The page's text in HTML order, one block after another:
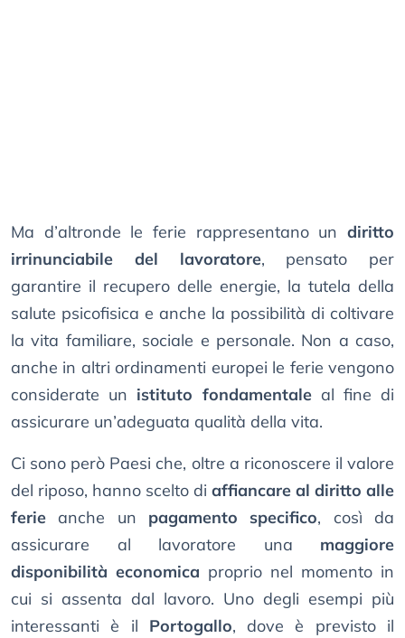
Ma d’altronde le ferie rappresentano un diritto
irrinunciabile del lavoratore, pensato per
garantire il recupero delle energie, la tutela della
salute psicofisica e anche la possibilità di coltivare
la vita familiare, sociale e personale. Non a caso,
anche in altri ordinamenti europei le ferie vengono
considerate un istituto fondamentaleal fine di
assicurare un’adeguata qualità della vita.
Ci sono però Paesi che, oltre a riconoscere il valore
del riposo, hanno scelto di affiancare al diritto alle
ferie anche un pagamento specifico, così da
assicurare al lavoratore una maggiore
disponibilità economica proprio nel momento in
cui si assenta dal lavoro. Uno degli esempi più
interessanti è il Portogallo, dove è previsto il